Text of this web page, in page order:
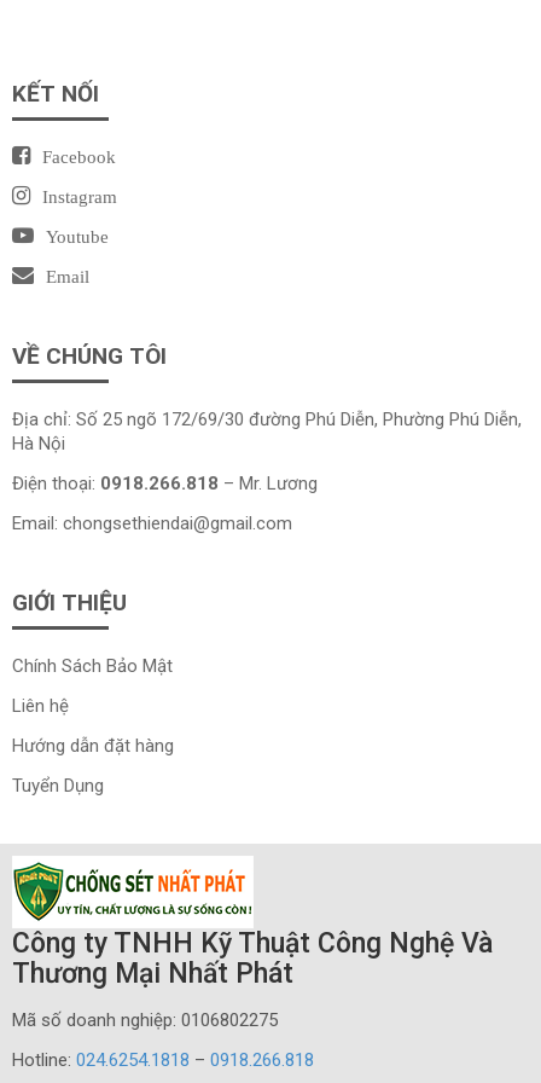
KẾT NỐI
Facebook
Instagram
Youtube
Email
VỀ CHÚNG TÔI
Địa chỉ: Số 25 ngõ 172/69/30 đường Phú Diễn, Phường Phú Diễn,
Hà Nội
Điện thoại: 0918.266.818 – Mr. Lương
Email: chongsethiendai@gmail.com
GIỚI THIỆU
Chính Sách Bảo Mật
Liên hệ
Hướng dẫn đặt hàng
Tuyển Dụng
Công ty TNHH Kỹ Thuật Công Nghệ Và
Thương Mại Nhất Phát
Mã số doanh nghiệp: 0106802275
Hotline: 024.6254.1818 – 0918.266.818